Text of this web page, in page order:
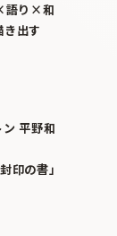
語り×和
出す
平野和
印の書」